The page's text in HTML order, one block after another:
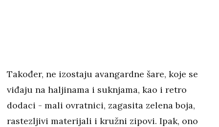
Također, ne izostaju avangardne šare, koje se
viđaju na haljinama i suknjama, kao i retro
dodaci - mali ovratnici, zagasita zelena boja,
rastezljivi materijali i kružni zipovi. Ipak, ono